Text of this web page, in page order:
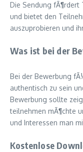
Die Sendung fÃ¶rdert
und bietet den
auszuprobieren und
Was ist bei der
Bei der Bewerbung
authentisch zu sein
Bewerbung sollte
teilnehmen mÃ¶chte
und Interessen man
Kostenlose